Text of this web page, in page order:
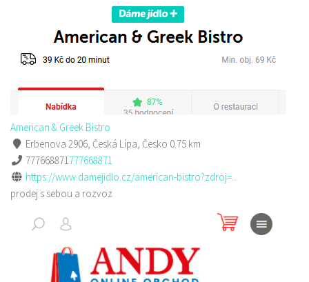
American & Greek Bistro
Erbenova 2906, Česká Lípa, Česko 0.75 km
777668871777668871
https://www.damejidlo.cz/american-bistro?zdroj=...
prodej s sebou a rozvoz